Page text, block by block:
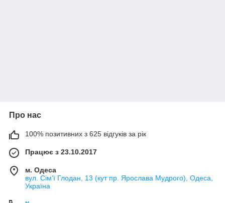
Про нас
100% позитивних з 625 відгуків за рік
Працює з 23.10.2017
м. Одеса
вул. Сім'ї Глодан, 13 (кут пр. Ярослава Мудрого), Одеса,
Україна